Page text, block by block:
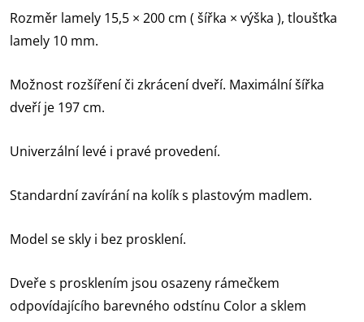
Rozměr lamely 15,5 × 200 cm ( šířka × výška ), tloušťka
lamely 10 mm.
Možnost rozšíření či zkrácení dveří. Maximální šířka
dveří je 197 cm.
Univerzální levé i pravé provedení.
Standardní zavírání na kolík s plastovým madlem.
Model se skly i bez prosklení.
Dveře s prosklením jsou osazeny rámečkem
odpovídajícího barevného odstínu Color a sklem